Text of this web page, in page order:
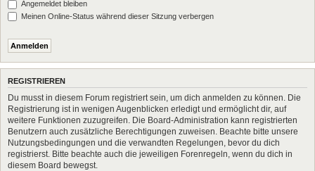
Angemeldet bleiben
Meinen Online-Status während dieser Sitzung verbergen
REGISTRIEREN
Du musst in diesem Forum registriert sein, um dich anmelden zu können. Die
Registrierung ist in wenigen Augenblicken erledigt und ermöglicht dir, auf
weitere Funktionen zuzugreifen. Die Board-Administration kann registrierten
Benutzern auch zusätzliche Berechtigungen zuweisen. Beachte bitte unsere
Nutzungsbedingungen und die verwandten Regelungen, bevor du dich
registrierst. Bitte beachte auch die jeweiligen Forenregeln, wenn du dich in
diesem Board bewegst.